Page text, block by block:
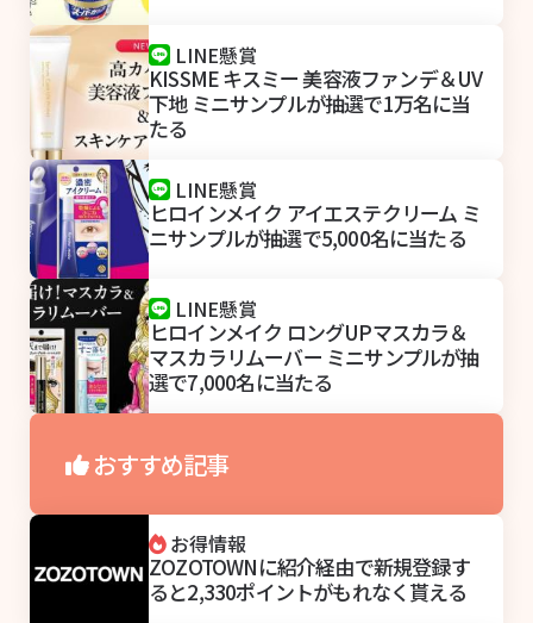
LINE懸賞
KISSME キスミー 美容液ファンデ＆UV
下地 ミニサンプルが抽選で1万名に当
たる
LINE懸賞
ヒロインメイク アイエステクリーム ミ
ニサンプルが抽選で5,000名に当たる
LINE懸賞
ヒロインメイク ロングUPマスカラ＆
マスカラリムーバー ミニサンプルが抽
選で7,000名に当たる
おすすめ記事
お得情報
ZOZOTOWNに紹介経由で新規登録す
ると2,330ポイントがもれなく貰える